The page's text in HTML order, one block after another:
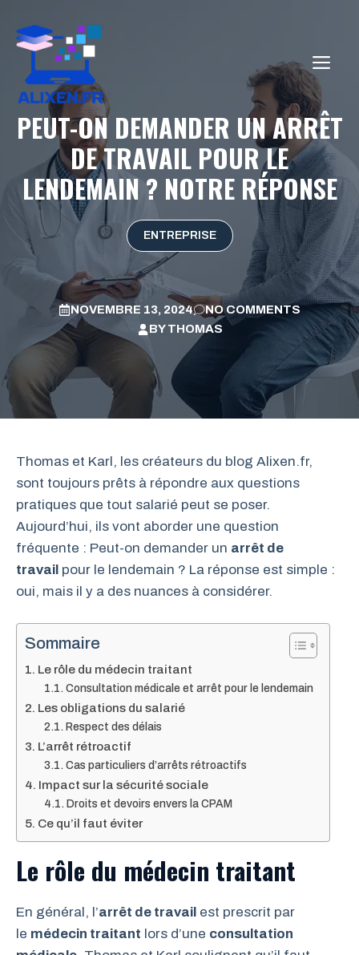
contenu
PEUT-ON DEMANDER UN ARRÊT
DE TRAVAIL POUR LE
LENDEMAIN ? NOTRE RÉPONSE
ENTREPRISE
NOVEMBRE 13, 2024
NO COMMENTS
BYTHOMAS
Thomas et Karl, les créateurs du blog Alixen.fr,
sont toujours prêts à répondre aux questions
pratiques que tout salarié peut se poser.
Aujourd’hui, ils vont aborder une question
fréquente : Peut-on demander un arrêt de
travail pour le lendemain ? La réponse est simple :
oui, mais il y a des nuances à considérer.
Sommaire
Le rôle du médecin traitant
Consultation médicale et arrêt pour le lendemain
Les obligations du salarié
Respect des délais
L’arrêt rétroactif
Cas particuliers d’arrêts rétroactifs
Impact sur la sécurité sociale
Droits et devoirs envers la CPAM
Ce qu’il faut éviter
Le rôle du médecin traitant
En général, l’arrêt de travail est prescrit par
le médecin traitant lors d’une consultation